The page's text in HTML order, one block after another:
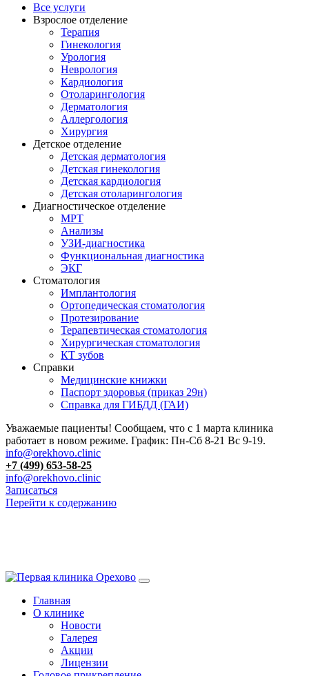
Все услуги
Взрослое отделение
Терапия
Гинекология
Урология
Неврология
Кардиология
Отоларингология
Дерматология
Аллергология
Хирургия
Детское отделение
Детская дерматология
Детская гинекология
Детская кардиология
Детская отоларингология
Диагностическое отделение
МРТ
Анализы
УЗИ-диагностика
Функциональная диагностика
ЭКГ
Стоматология
Имплантология
Ортопедическая стоматология
Протезирование
Терапевтическая стоматология
Хирургическая стоматология
КТ зубов
Справки
Медицинские книжки
Паспорт здоровья (приказ 29н)
Справка для ГИБДД (ГАИ)
Уважаемые пациенты! Сообщаем, что с 1 марта клиника
работает в новом режиме. График: Пн-Сб 8-21 Вс 9-19.
info@orekhovo.clinic
+7 (499) 653-58-25
info@orekhovo.clinic
Записаться
Перейти к содержанию
Главная
О клинике
Новости
Галерея
Акции
Лицензии